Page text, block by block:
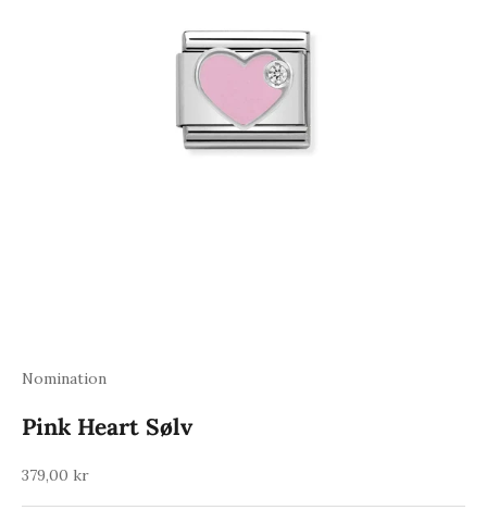
Nomination
Pink Heart Sølv
Salgspris
379,00 kr